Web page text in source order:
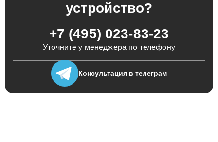
устройство?
+7 (495) 023-83-23
Уточните у менеджера по телефону
Консультация в телеграм